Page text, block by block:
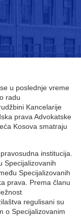
u poslednje vreme
radu
Kancelarije
prava Advokatske
Kosova smatraju
institucija.
Specijalizovanih
Specijalizovanih
prava. Prema članu
regulisani su
o Specijalizovanim